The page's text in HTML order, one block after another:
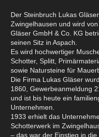
Der Steinbruch Lukas
Zwingelhausen und wird
Gläser GmbH & Co. KG
seinen Sitz in Aspach.
Es wird hochwertiger
Schotter, Splitt,
sowie Natursteine für
Die Firma Lukas Gläser
1860, Gewerbeanmeldung
und ist bis heute ein
Unternehmen.
1933 erhielt das
Schotterwerk im
– das war der Einstieg in